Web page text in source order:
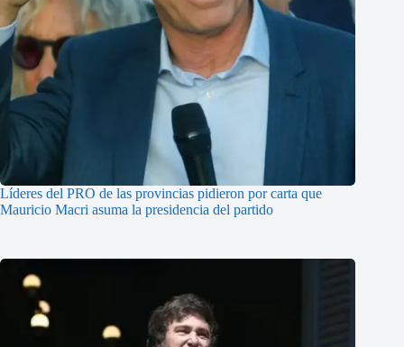
Líderes del PRO de las provincias pidieron por carta que
Mauricio Macri asuma la presidencia del partido